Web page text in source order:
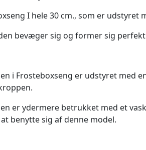
I hele 30 cm., som er
bevæger sig og former sig
i Frosteboxseng er udstyret med
er ydermere betrukket med et
benytte sig af denne model.